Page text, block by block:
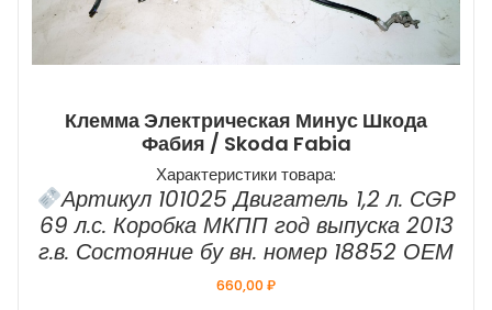
Клемма Электрическая Минус Шкода
Фабия / Skoda Fabia
Характеристики товара:
Артикул 101025 Двигатель 1,2 л. СGP
69 л.с. Коробка МКПП год выпуска 2013
г.в. Состояние бу вн. номер 18852 ОЕМ
660,00₽